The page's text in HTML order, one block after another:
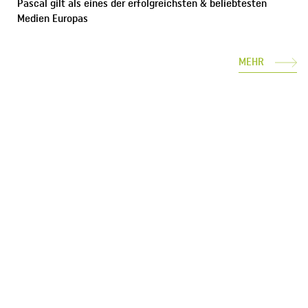
Pascal gilt als eines der erfolgreichsten & beliebtesten
Medien Europas
MEHR